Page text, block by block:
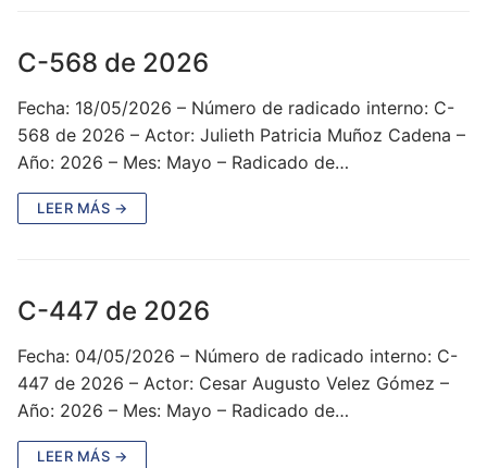
C-568 de 2026
Fecha: 18/05/2026 – Número de radicado interno: C-
568 de 2026 – Actor: Julieth Patricia Muñoz Cadena –
Año: 2026 – Mes: Mayo – Radicado de…
LEER MÁS →
C-447 de 2026
Fecha: 04/05/2026 – Número de radicado interno: C-
447 de 2026 – Actor: Cesar Augusto Velez Gómez –
Año: 2026 – Mes: Mayo – Radicado de…
LEER MÁS →